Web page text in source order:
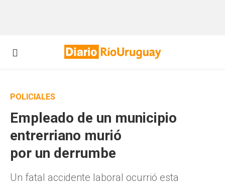
POLICIALES
Empleado de un municipio
entrerriano murió
por un derrumbe
Un fatal accidente laboral ocurrió esta